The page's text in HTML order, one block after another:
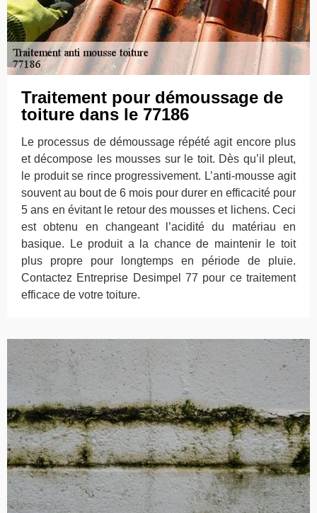
Traitement pour démoussage de
toiture dans le 77186
Le processus de démoussage répété agit encore plus
et décompose les mousses sur le toit. Dès qu’il pleut,
le produit se rince progressivement. L’anti-mousse agit
souvent au bout de 6 mois pour durer en efficacité pour
5 ans en évitant le retour des mousses et lichens. Ceci
est obtenu en changeant l’acidité du matériau en
basique. Le produit a la chance de maintenir le toit
plus propre pour longtemps en période de pluie.
Contactez Entreprise Desimpel 77 pour ce traitement
efficace de votre toiture.